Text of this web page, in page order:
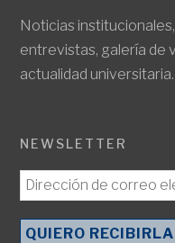
Noticias
entrevistas, galería de
actualidad universitaria.
NEWSLETTER